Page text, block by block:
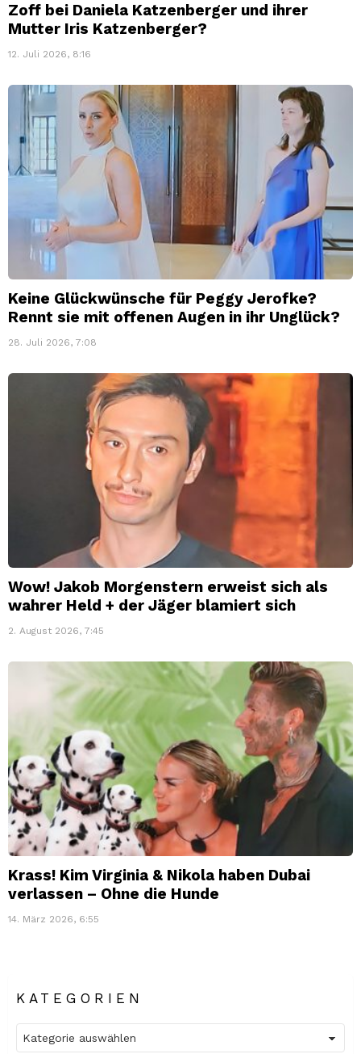
Zoff bei Daniela Katzenberger und ihrer
Mutter Iris Katzenberger?
12. Juli 2026, 8:16
Keine Glückwünsche für Peggy Jerofke?
Rennt sie mit offenen Augen in ihr Unglück?
28. Juli 2026, 7:08
Wow! Jakob Morgenstern erweist sich als
wahrer Held + der Jäger blamiert sich
2. August 2026, 7:45
Krass! Kim Virginia & Nikola haben Dubai
verlassen – Ohne die Hunde
14. März 2026, 6:55
KATEGORIEN